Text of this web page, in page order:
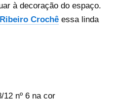
à decoração do espaço.
Crochê essa linda
12 nº 6 na cor